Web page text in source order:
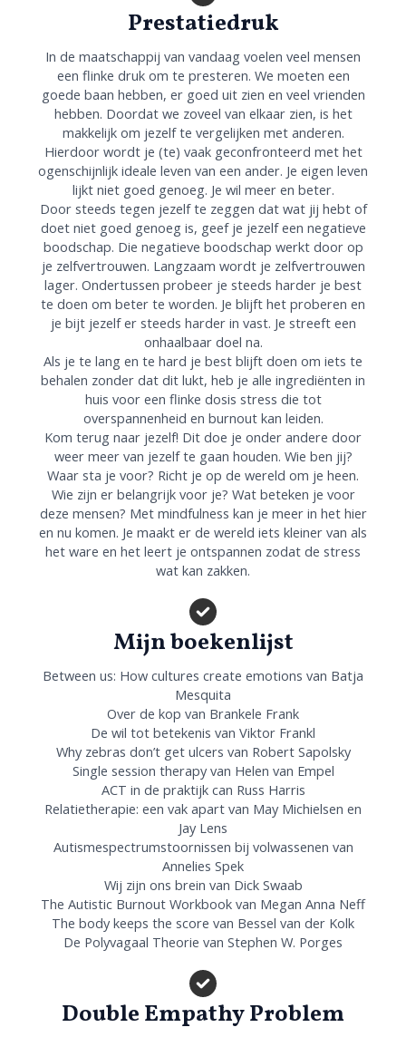
Prestatiedruk
In de maatschappij van vandaag voelen veel mensen
een flinke druk om te presteren. We moeten een
goede baan hebben, er goed uit zien en veel vrienden
hebben. Doordat we zoveel van elkaar zien, is het
makkelijk om jezelf te vergelijken met anderen.
Hierdoor wordt je (te) vaak geconfronteerd met het
ogenschijnlijk ideale leven van een ander. Je eigen leven
lijkt niet goed genoeg. Je wil meer en beter.
Door steeds tegen jezelf te zeggen dat wat jij hebt of
doet niet goed genoeg is, geef je jezelf een negatieve
boodschap. Die negatieve boodschap werkt door op
je zelfvertrouwen. Langzaam wordt je zelfvertrouwen
lager. Ondertussen probeer je steeds harder je best
te doen om beter te worden. Je blijft het proberen en
je bijt jezelf er steeds harder in vast. Je streeft een
onhaalbaar doel na.
Als je te lang en te hard je best blijft doen om iets te
behalen zonder dat dit lukt, heb je alle ingrediënten in
huis voor een flinke dosis stress die tot
overspannenheid en burnout kan leiden.
Kom terug naar jezelf! Dit doe je onder andere door
weer meer van jezelf te gaan houden. Wie ben jij?
Waar sta je voor? Richt je op de wereld om je heen.
Wie zijn er belangrijk voor je? Wat beteken je voor
deze mensen? Met mindfulness kan je meer in het hier
en nu komen. Je maakt er de wereld iets kleiner van als
het ware en het leert je ontspannen zodat de stress
wat kan zakken.
Mijn boekenlijst
Between us: How cultures create emotions van Batja
Mesquita
Over de kop van Brankele Frank
De wil tot betekenis van Viktor Frankl
Why zebras don’t get ulcers van Robert Sapolsky
Single session therapy van Helen van Empel
ACT in de praktijk can Russ Harris
Relatietherapie: een vak apart van May Michielsen en
Jay Lens
Autismespectrumstoornissen bij volwassenen van
Annelies Spek
Wij zijn ons brein van Dick Swaab
The Autistic Burnout Workbook van Megan Anna Neff
The body keeps the score van Bessel van der Kolk
De Polyvagaal Theorie van Stephen W. Porges
Double Empathy Problem